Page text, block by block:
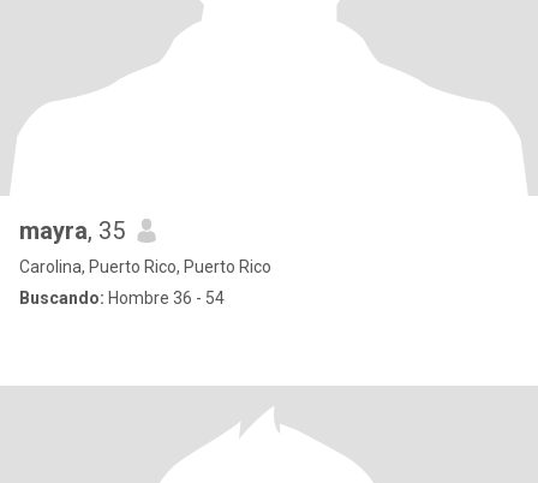
mayra, 35
Carolina, Puerto Rico, Puerto Rico
Buscando: Hombre 36 - 54